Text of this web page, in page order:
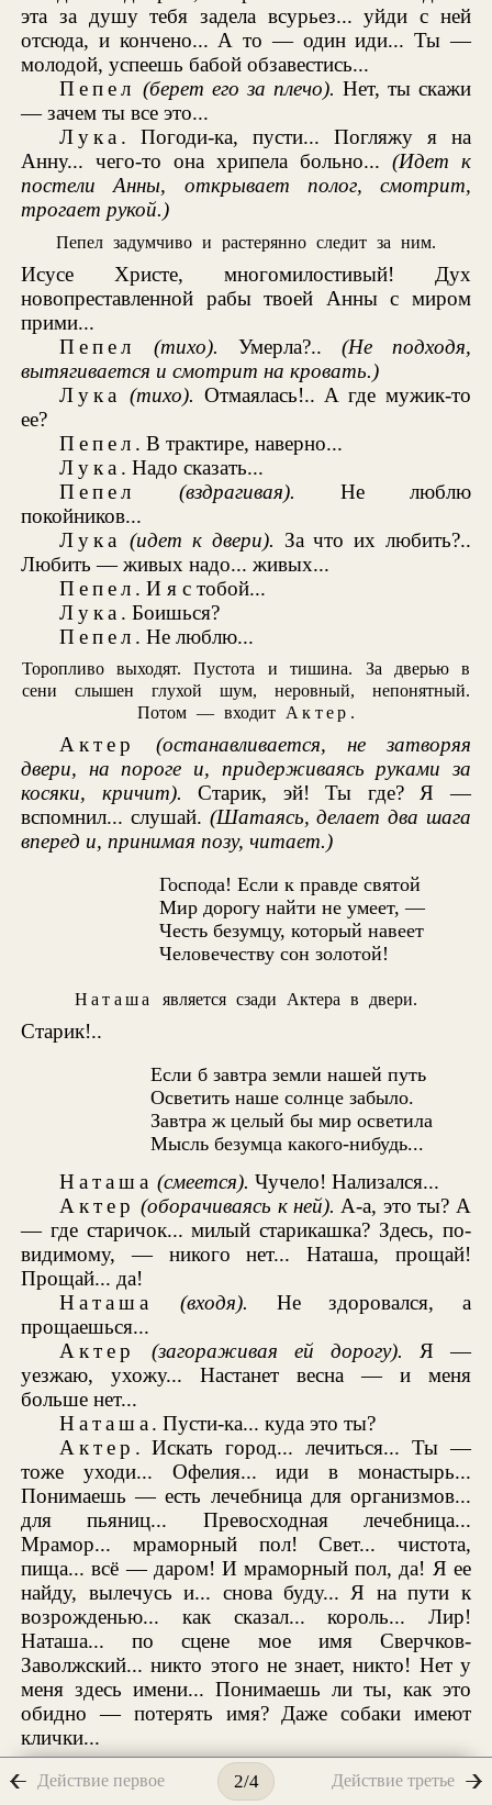
эта за душу тебя задела всурьез... уйди с ней
отсюда, и кончено... А то — один иди... Ты —
молодой, успеешь бабой обзавестись...
Пепел (берет его за плечо). Нет, ты скажи
— зачем ты все это...
Лука . Погоди-ка, пусти... Погляжу я на
Анну... чего-то она хрипела больно... (Идет к
постели Анны, открывает полог, смотрит,
трогает рукой.)
Пепел задумчиво и растерянно следит за ним.
Исусе Христе, многомилостивый! Дух
новопреставленной рабы твоей Анны с миром
прими...
Пепел
(тихо). Умерла?..(Не подходя,
вытягивается и смотрит на кровать.)
Лука
(тихо). Отмаялась!.. А где мужик-то
ее?
Пепел . В трактире, наверно...
Лука . Надо сказать...
Пепел
(вздрагивая).
Не люблю
покойников...
Лука
(идет к двери). За что их любить?..
Любить — живых надо... живых...
Пепел . И я с тобой...
Лука . Боишься?
Пепел . Не люблю...
Торопливо выходят. Пустота и тишина. За дверью в
сени слышен глухой шум, неровный, непонятный.
Потом — входитАктер .
Актер
(останавливается, не затворяя
двери, на пороге и, придерживаясь руками за
косяки, кричит). Старик, эй! Ты где? Я —
вспомнил... слушай. (Шатаясь, делает два шага
вперед и, принимая позу, читает.)
Господа! Если к правде святой
Мир дорогу найти не умеет, —
Честь безумцу, который навеет
Человечеству сон золотой!
Наташа является сзади Актера в двери.
Старик!..
Если б завтра земли нашей путь
Осветить наше солнце забыло.
Завтра ж целый бы мир осветила
Мысль безумца какого-нибудь...
Наташа (смеется). Чучело! Нализался...
Актер (оборачиваясь к ней). А-а, это ты? А
— где старичок... милый старикашка? Здесь, по-
видимому, — никого нет... Наташа, прощай!
Прощай... да!
Наташа
(входя). Не здоровался, а
прощаешься...
Актер
(загораживая ей дорогу). Я —
уезжаю, ухожу... Настанет весна — и меня
больше нет...
Наташа. Пусти-ка... куда это ты?
Актер . Искать город... лечиться... Ты —
тоже уходи... Офелия... иди в монастырь...
Понимаешь — есть лечебница для организмов...
для пьяниц... Превосходная лечебница...
Мрамор... мраморный пол! Свет... чистота,
пища... всё — даром! И мраморный пол, да! Я ее
найду, вылечусь и... снова буду... Я на пути к
возрожденью... как сказал... король... Лир!
Наташа... по сцене мое имя Сверчков-
Заволжский... никто этого не знает, никто! Нет у
меня здесь имени... Понимаешь ли ты, как это
обидно — потерять имя? Даже собаки имеют
клички...
Наташа осторожно обходит Актера, останавливается у
кровати Анны, смотрит.
Действие первое 2/4 Действие третье